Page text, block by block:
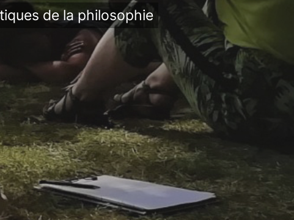
de la philosophie